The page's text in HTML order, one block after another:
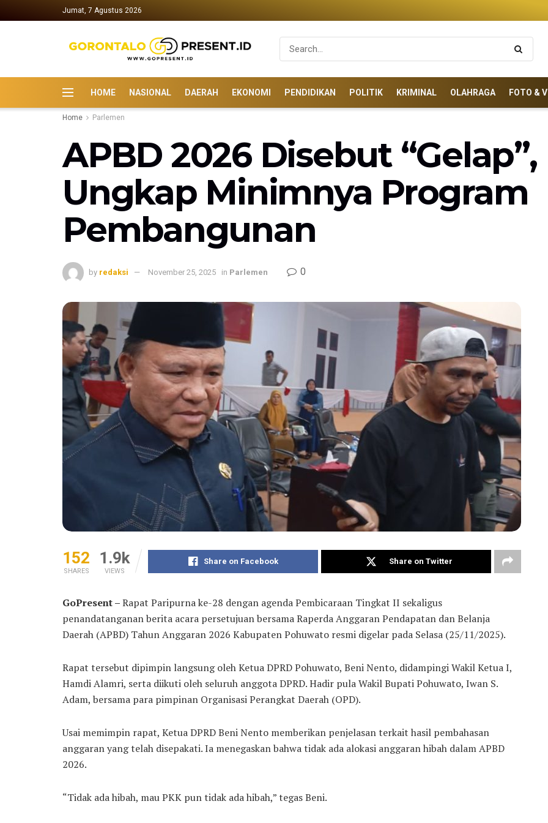
Jumat, 7 Agustus 2026
HOME NASIONAL DAERAH EKONOMI PENDIDIKAN POLITIK KRIMINAL OLAHRAGA FOTO &
Home Parlemen
APBD 2026 Disebut “Gelap”,
Ungkap Minimnya Program
Pembangunan
by redaksi November 25, 2025 in Parlemen 0
152
SHARES
1.9k
VIEWS
Share on Facebook Share on Twitter
GoPresent –Rapat Paripurna ke-28 dengan agenda Pembicaraan Tingkat II sekaligus
penandatanganan berita acara persetujuan bersama Raperda Anggaran Pendapatan dan Belanja
Daerah (APBD) Tahun Anggaran 2026 Kabupaten Pohuwato resmi digelar pada Selasa (25/11/2025).
Rapat tersebut dipimpin langsung oleh Ketua DPRD Pohuwato, Beni Nento, didampingi Wakil Ketua I,
Hamdi Alamri, serta diikuti oleh seluruh anggota DPRD. Hadir pula Wakil Bupati Pohuwato, Iwan S.
Adam, bersama para pimpinan Organisasi Perangkat Daerah (OPD).
Usai memimpin rapat, Ketua DPRD Beni Nento memberikan penjelasan terkait hasil pembahasan
anggaran yang telah disepakati. Ia menegaskan bahwa tidak ada alokasi anggaran hibah dalam APBD
2026.
“Tidak ada hibah, mau PKK pun tidak ada hibah,” tegas Beni.